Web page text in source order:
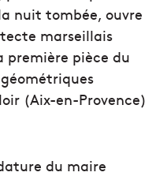
nuit tombée, ouvre
marseillais
première pièce du
(Aix-en-Provence)
du maire